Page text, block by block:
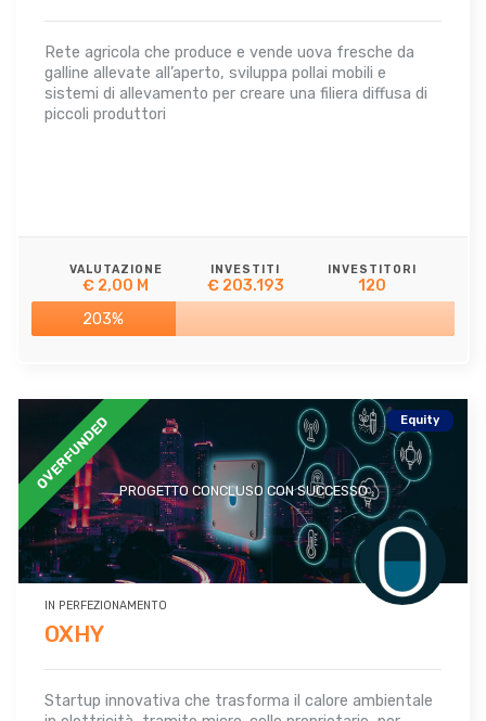
Rete agricola che produce e vende uova fresche da
galline allevate all’aperto, sviluppa pollai mobili e
sistemi di allevamento per creare una filiera diffusa di
piccoli produttori
VALUTAZIONE
€ 2,00 M
INVESTITI
€ 203.193
INVESTITORI
120
203%
PROGETTO CONCLUSO CON SUCCESSO
OVERFUNDED Equity
IN PERFEZIONAMENTO
OXHY
Startup innovativa che trasforma il calore ambientale